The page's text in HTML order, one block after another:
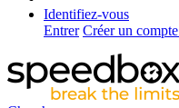
Identifiez-vous
Entrer Créer un